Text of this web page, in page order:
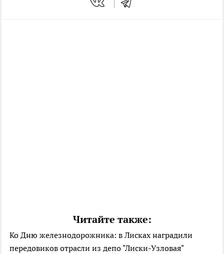
Читайте также:
Ко Дню железнодорожника: в Лисках наградили
передовиков отрасли из депо "Лиски-Узловая"